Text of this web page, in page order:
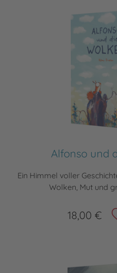
Alfonso und
Ein Himmel voller
Wolken, Mut und
18,00 €